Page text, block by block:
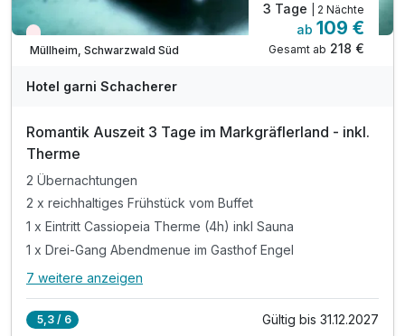
Wieder frei ab September
Müllheim, Schwarzwald Süd
3 Tage | 2 Nächte
ab 109 €
Gesamt ab 218 €
Hotel garni Schacherer
Romantik Auszeit 3 Tage im Markgräflerland - inkl.
Therme
2 Übernachtungen
2 x reichhaltiges Frühstück vom Buffet
1 x Eintritt Cassiopeia Therme (4h) inkl Sauna
1 x Drei-Gang Abendmenue im Gasthof Engel
Alle Inklusivleistungen
7 weitere anzeigen
5,3 / 6 Gültig bis 31.12.2027